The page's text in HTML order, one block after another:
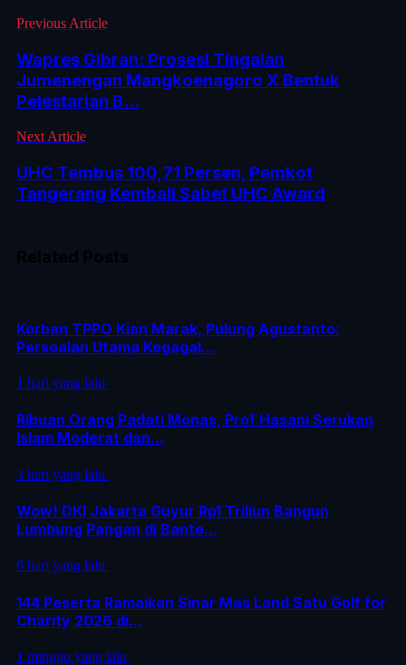
Previous Article
Wapres Gibran: Prosesi Tingalan
Jumenengan Mangkoenagoro X Bentuk
Pelestarian B...
Next Article
UHC Tembus 100,71 Persen, Pemkot
Tangerang Kembali Sabet UHC Award
Korban TPPO Kian Marak, Pulung Agustanto:
Persoalan Utama Kegagal...
1 hari yang lalu
Ribuan Orang Padati Monas, Prof Hasani Serukan
Islam Moderat dan...
3 hari yang lalu
Wow! DKI Jakarta Guyur Rp1 Triliun Bangun
Lumbung Pangan di Bante...
6 hari yang lalu
144 Peserta Ramaikan Sinar Mas Land Satu Golf for
Charity 2026 di...
1 minggu yang lalu